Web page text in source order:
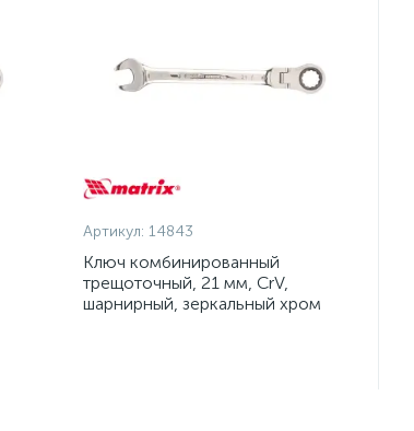
Артикул: 14843
Ключ комбинированный
трещоточный, 21 мм, CrV,
шарнирный, зеркальный хром